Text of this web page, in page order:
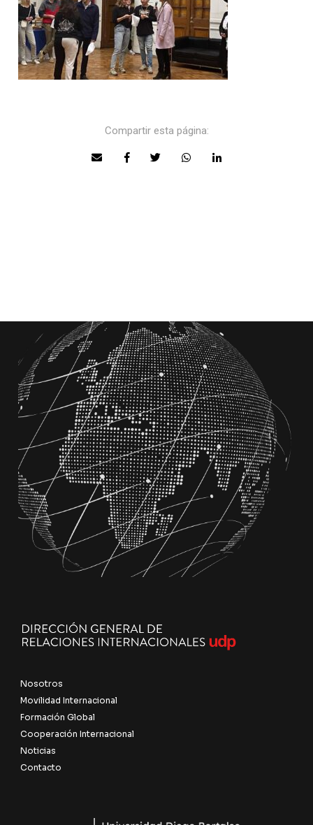
Compartir esta página:
Nosotros
Movilidad Internacional
Formación Global
Cooperación Internacional
Noticias
Contacto